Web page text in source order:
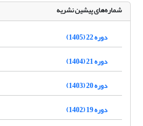
شماره‌های پیشین نشریه
دوره 22 (1405)
دوره 21 (1404)
دوره 20 (1403)
دوره 19 (1402)